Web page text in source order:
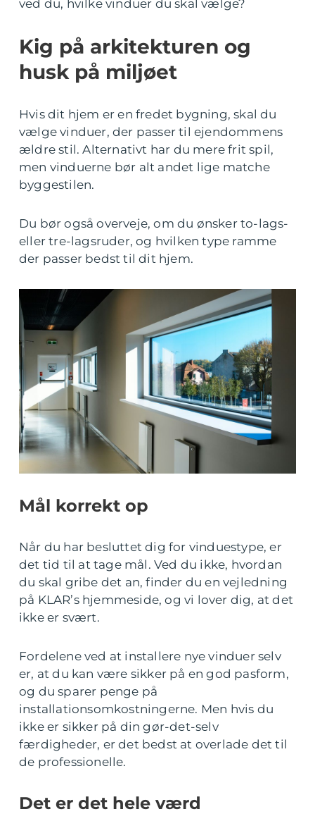
ved du, hvilke vinduer du skal vælge?
Kig på arkitekturen og
husk på miljøet
Hvis dit hjem er en fredet bygning, skal du
vælge vinduer, der passer til ejendommens
ældre stil. Alternativt har du mere frit spil,
men vinduerne bør alt andet lige matche
byggestilen.
Du bør også overveje, om du ønsker to-lags-
eller tre-lagsruder, og hvilken type ramme
der passer bedst til dit hjem.
Mål korrekt op
Når du har besluttet dig for vinduestype, er
det tid til at tage mål. Ved du ikke, hvordan
du skal gribe det an, finder du en vejledning
på KLAR’s hjemmeside, og vi lover dig, at det
ikke er svært.
Fordelene ved at installere nye vinduer selv
er, at du kan være sikker på en god pasform,
og du sparer penge på
installationsomkostningerne. Men hvis du
ikke er sikker på din gør-det-selv
færdigheder, er det bedst at overlade det til
de professionelle.
Det er det hele værd